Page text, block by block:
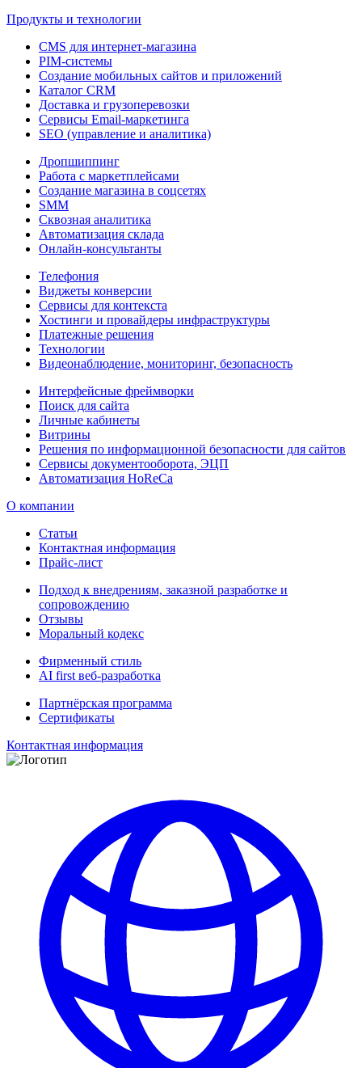
Продукты и технологии
CMS для интернет-магазина
PIM-системы
Создание мобильных сайтов и приложений
Каталог CRM
Доставка и грузоперевозки
Сервисы Email-маркетинга
SEO (управление и аналитика)
Дропшиппинг
Работа с маркетплейсами
Создание магазина в соцсетях
SMM
Сквозная аналитика
Автоматизация склада
Онлайн-консультанты
Телефония
Виджеты конверсии
Сервисы для контекста
Хостинги и провайдеры инфраструктуры
Платежные решения
Технологии
Видеонаблюдение, мониторинг, безопасность
Интерфейсные фреймворки
Поиск для сайта
Личные кабинеты
Витрины
Решения по информационной безопасности для сайтов
Сервисы документооборота, ЭЦП
Автоматизация HoReCa
О компании
Статьи
Контактная информация
Прайс-лист
Подход к внедрениям, заказной разработке и
сопровождению
Отзывы
Моральный кодекс
Фирменный стиль
AI first веб-разработка
Партнёрская программа
Сертификаты
Контактная информация